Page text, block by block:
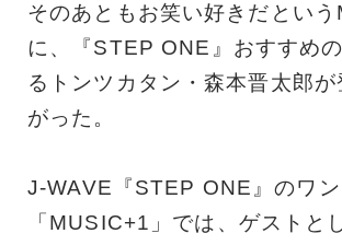
そのあともお笑い好きだとい
に、『STEP ONE』おすすめ
るトンツカタン・森本晋太郎
がった。
J-WAVE『STEP ONE』のワ
「MUSIC+1」では、ゲストと